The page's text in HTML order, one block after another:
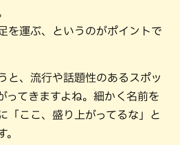
を運ぶ、というのがポイントで
と、流行や話題性のあるスポッ
ってきますよね。細かく名前を
「ここ、盛り上がってるな」と
。